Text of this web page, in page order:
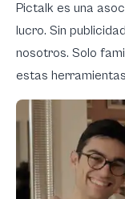
Pictalk es una
lucro. Sin
nosotros. Solo
estas